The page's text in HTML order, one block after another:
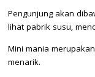
Pengunjung akan
lihat pabrik susu,
Mini mania
menarik.